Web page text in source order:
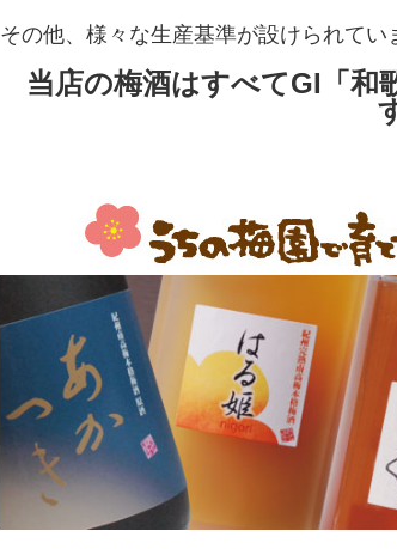
その他、様々な生産基準が設けられてい
当店の梅酒はすべてGI「和